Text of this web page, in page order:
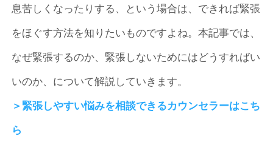
息苦しくなったりする、という場合は、できれば緊張
をほぐす方法を知りたいものですよね。本記事では、
なぜ緊張するのか、緊張しないためにはどうすればい
いのか、について解説していきます。
＞緊張しやすい悩みを相談できるカウンセラーはこち
ら